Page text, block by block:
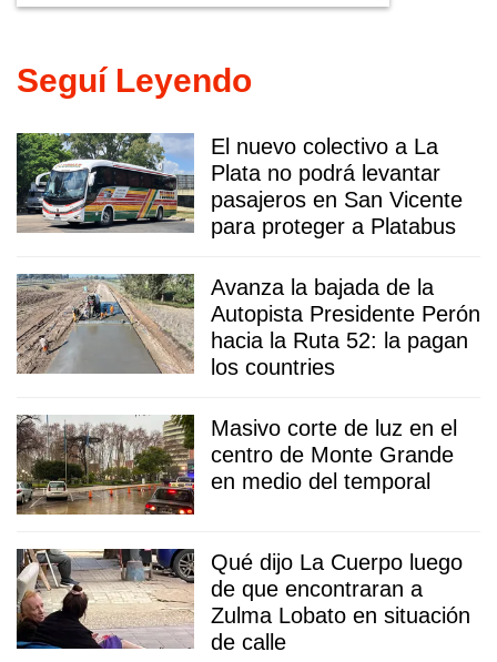
Seguí Leyendo
El nuevo colectivo a La
Plata no podrá levantar
pasajeros en San Vicente
para proteger a Platabus
Avanza la bajada de la
Autopista Presidente Perón
hacia la Ruta 52: la pagan
los countries
Masivo corte de luz en el
centro de Monte Grande
en medio del temporal
Qué dijo La Cuerpo luego
de que encontraran a
Zulma Lobato en situación
de calle